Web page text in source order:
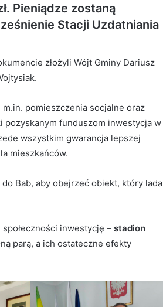
. Pieniądze zostaną
Stacji Uzdatniania
złożyli Wójt Gminy Dariusz
pomieszczenia socjalne oraz
pozyskanym funduszom inwestycja w
wszystkim gwarancja lepszej
mieszkańców.
Bab, aby obejrzeć obiekt, który lada
inwestycję – stadion
parą, a ich ostateczne efekty